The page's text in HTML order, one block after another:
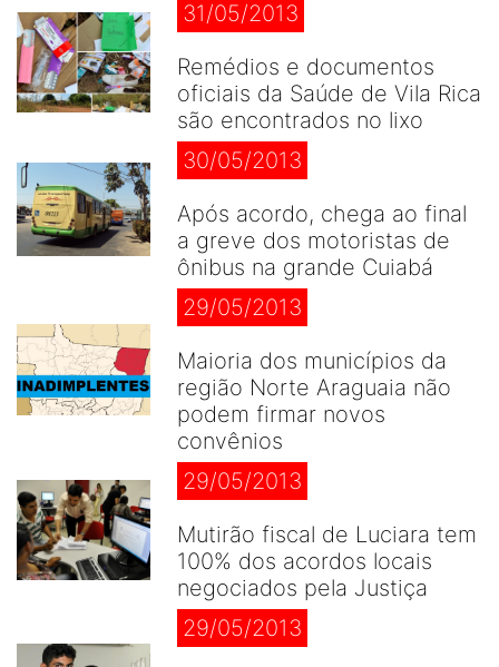
31/05/2013
Remédios e documentos
oficiais da Saúde de Vila Rica
são encontrados no lixo
30/05/2013
Após acordo, chega ao final
a greve dos motoristas de
ônibus na grande Cuiabá
29/05/2013
Maioria dos municípios da
região Norte Araguaia não
podem firmar novos
convênios
29/05/2013
Mutirão fiscal de Luciara tem
100% dos acordos locais
negociados pela Justiça
29/05/2013